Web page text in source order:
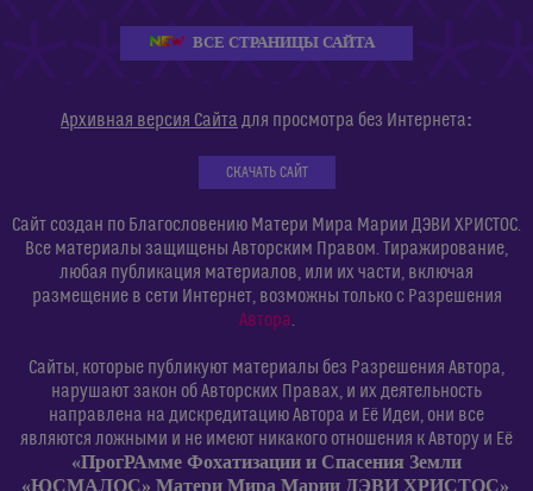
ВСЕ СТРАНИЦЫ САЙТА
Архивная версия Сайта для просмотра без Интернета:
СКАЧАТЬ САЙТ
Сайт создан по Благословению Матери Мира Марии ДЭВИ ХРИСТОС.
Все материалы защищены Авторским Правом. Тиражирование,
любая публикация материалов, или их части, включая
размещение в сети Интернет, возможны только с Разрешения
Автора.
Сайты, которые публикуют материалы без Разрешения Автора,
нарушают закон об Авторских Правах, и их деятельность
направлена на дискредитацию Автора и Её Идеи, они все
являются ложными и не имеют никакого отношения к Автору и Её
«ПрогРАмме Фохатизации и Спасения Земли
«ЮСМАЛОС» Матери Мира Марии ДЭВИ ХРИСТОС»